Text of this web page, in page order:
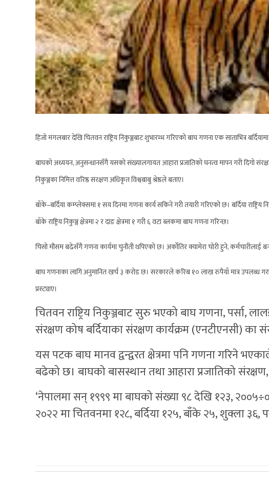
हिजो मंगलबार देखि चितवन राष्ट्रिय निकुञ्जबाट शुभारम्भ गरिएको बाघ गणना एक साताभित्र
बाघको अध्ययन, अनुसन्धानसँगै यसको संख्यालगायत आहारा प्रजातिको घनत्व मापन गरी दिगो
निकुञ्जका निमित्त वरिष्ठ संरक्षण अधिकृत विश्वबाबु श्रेष्ठले बताए।
बाँके–बर्दिया कम्प्लेक्समा १ सय दिनमा गणना कार्य सकिने गरी तयारी गरिएको छ। बर्दिया राष्ट्रिय
बाँके राष्ट्रिय निकुञ्ज क्षेत्रमा २ र दाङ क्षेत्रमा १ गरी ६ वटा ब्लकमा बाघ गणना गरिन्छ।
चिसो मौसम बढेसँगै गणना कार्यमा चुनौती थपिएको छ। अर्कोतिर क्यामेरा चोरी हुने,
बाघ गणनाका लागि अनुमानित खर्च ३ करोड छ। सरकारले करिब १० लाख रुपैयाँ मात्र उपलब्ध
प्रस्ट्याए।
चितवन राष्ट्रिय निकुञ्जबाट सुरु भएको बाघ गणना, पर्सा,
संरक्षण कोष बर्दियाका संरक्षण कार्यक्रम (एनटीएनसी)
यस पटक बाघ मानव द्वन्द्वरत क्षेत्रमा पनि गणना गरिने
बढेको छ। बाघको बासस्थान तथा आहारा प्रजातिको
‘नेपालमा सन् १९९९ मा बाघको संख्या ९८ देखि १२३,
२०२२ मा चितवनमा १२८, बर्दिया १२५, बाँके २५, शुक्ला ३६,